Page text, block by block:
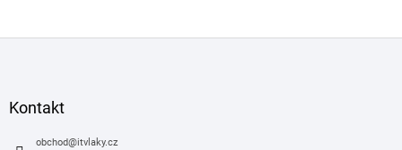
Kontakt
obchod@itvlaky.cz